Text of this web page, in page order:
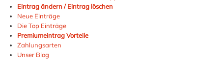
Eintrag ändern / Eintrag löschen
Neue Einträge
Die Top Einträge
Premiumeintrag Vorteile
Zahlungsarten
Unser Blog